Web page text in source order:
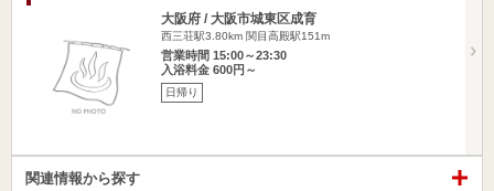
大阪府 / 大阪市城東区成育
西三荘駅3.80km 関目高殿駅151m
営業時間 15:00～23:30
入浴料金 600円～
日帰り
関連情報から探す